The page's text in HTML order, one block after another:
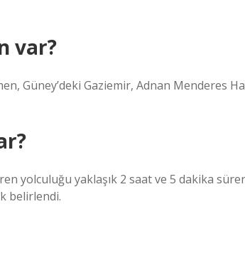
var?
Güney’deki Gaziemir, Adnan Menderes
yolculuğu yaklaşık 2 saat ve 5 dakika
belirlendi.